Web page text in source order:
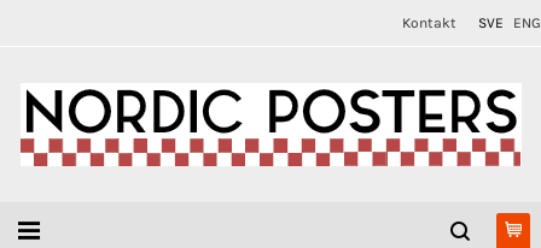
Kontakt SVE ENG